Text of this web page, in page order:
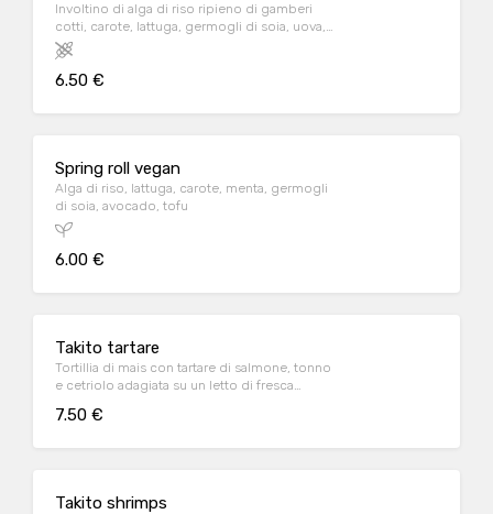
Involtino di alga di riso ripieno di gamberi
cotti, carote, lattuga, germogli di soia, uova,
mayo, salsa agrodolce, menta
6.50 €
Spring roll vegan
Alga di riso, lattuga, carote, menta, germogli
di soia, avocado, tofu
6.00 €
Takito tartare
Tortillia di mais con tartare di salmone, tonno
e cetriolo adagiata su un letto di fresca
7.50 €
Takito shrimps